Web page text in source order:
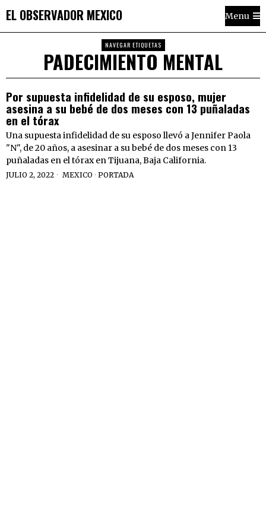
EL OBSERVADOR MEXICO Menu
NAVEGAR ETIQUETAS
PADECIMIENTO MENTAL
Por supuesta infidelidad de su esposo, mujer
asesina a su bebé de dos meses con 13 puñaladas
en el tórax
Una supuesta infidelidad de su esposo llevó a Jennifer Paola
"N", de 20 años, a asesinar a su bebé de dos meses con 13
puñaladas en el tórax en Tijuana, Baja California.
JULIO 2, 2022 MEXICO · PORTADA